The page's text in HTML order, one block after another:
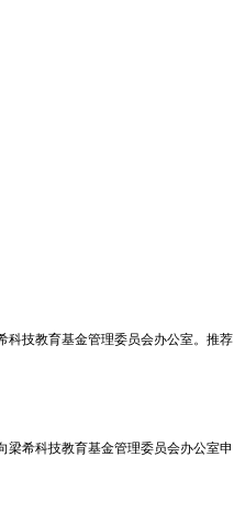
技教育基金管理委员会办公室。推荐
希科技教育基金管理委员会办公室申